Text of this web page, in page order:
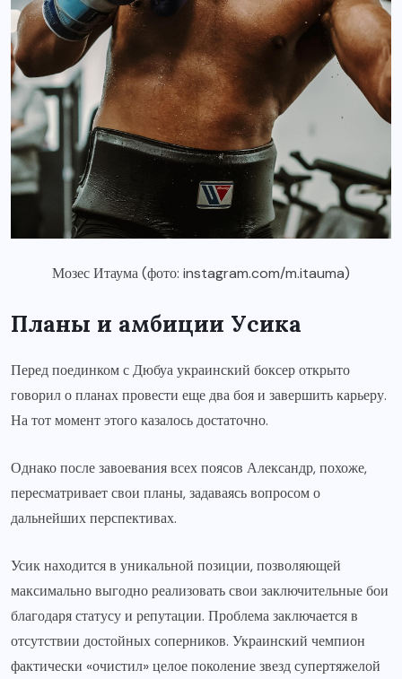
Мозес Итаума (фото: instagram.com/m.itauma)
Планы и амбиции Усика
Перед поединком с Дюбуа украинский боксер открыто
говорил о планах провести еще два боя и завершить карьеру.
На тот момент этого казалось достаточно.
Однако после завоевания всех поясов Александр, похоже,
пересматривает свои планы, задаваясь вопросом о
дальнейших перспективах.
Усик находится в уникальной позиции, позволяющей
максимально выгодно реализовать свои заключительные бои
благодаря статусу и репутации. Проблема заключается в
отсутствии достойных соперников. Украинский чемпион
фактически «очистил» целое поколение звезд супертяжелой